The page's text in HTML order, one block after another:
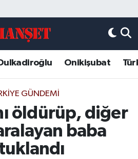
Dulkadiroğlu Onikişubat
GÜNDEMI
öldürüp, diğer
baba
Nöbetçi Eczaneler
Hava Durumu
Trafik Yoğunluk Haritası
ve Fikstür